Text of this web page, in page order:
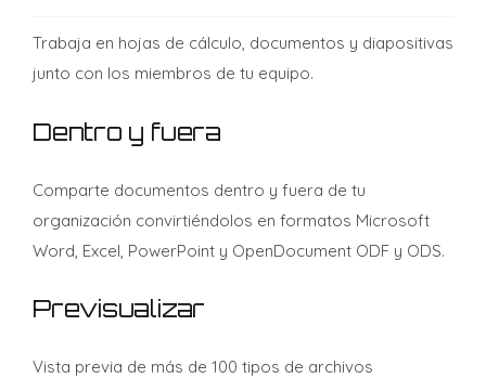
Trabaja en hojas de cálculo, documentos y diapositivas
junto con los miembros de tu equipo.
Dentro y fuera
Comparte documentos dentro y fuera de tu
organización convirtiéndolos en formatos Microsoft
Word, Excel, PowerPoint y OpenDocument ODF y ODS.
Previsualizar
Vista previa de más de 100 tipos de archivos